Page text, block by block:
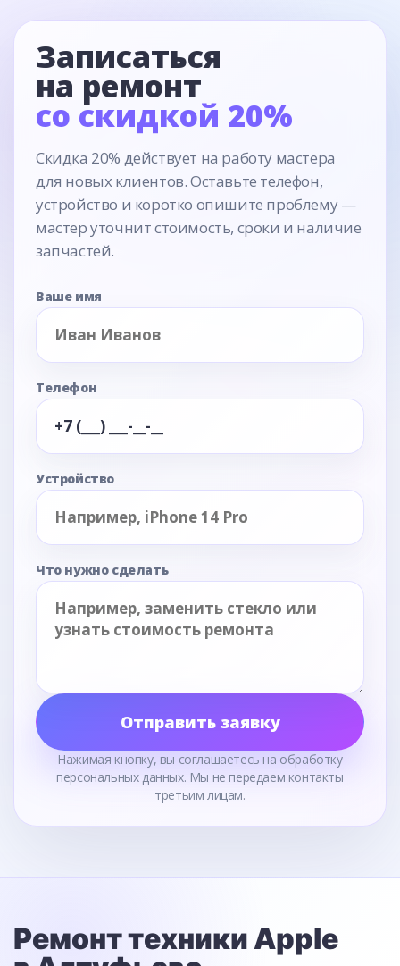
Записаться
на ремонт
со скидкой 20%
Скидка 20% действует на работу мастера
для новых клиентов. Оставьте телефон,
устройство и коротко опишите проблему —
мастер уточнит стоимость, сроки и наличие
запчастей.
Ваше имя
Телефон
Устройство
Что нужно сделать
Отправить заявку
Нажимая кнопку, вы соглашаетесь на обработку
персональных данных. Мы не передаем контакты
третьим лицам.
Ремонт техники Apple